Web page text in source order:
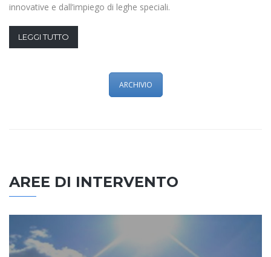
innovative e dall’impiego di leghe speciali.
LEGGI TUTTO
ARCHIVIO
AREE DI INTERVENTO